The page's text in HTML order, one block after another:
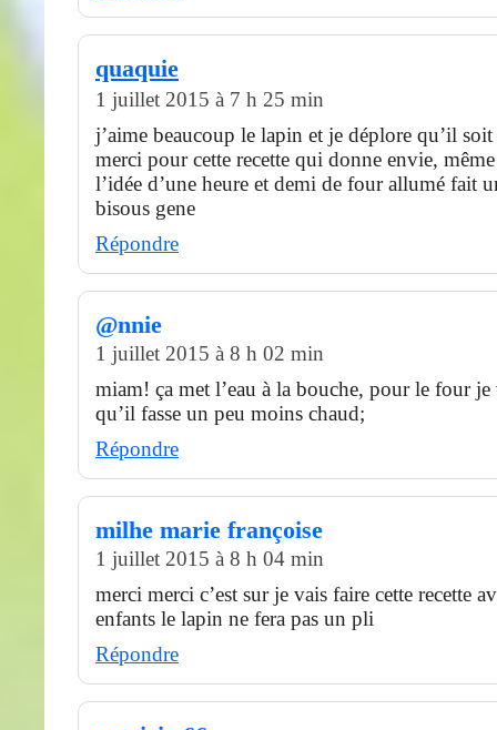
quaquie
1 juillet 2015 à 7 h 25 min
j’aime beaucoup le lapin et je déplore qu’il
merci pour cette recette qui donne envie,
l’idée d’une heure et demi de four allumé fait
bisous gene
Répondre
@nnie
1 juillet 2015 à 8 h 02 min
miam! ça met l’eau à la bouche, pour le four je
qu’il fasse un peu moins chaud;
Répondre
milhe marie françoise
1 juillet 2015 à 8 h 04 min
merci merci c’est sur je vais faire cette recette
enfants le lapin ne fera pas un pli
Répondre